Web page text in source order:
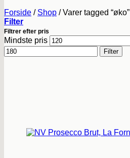
Forside / Shop /Varer tagged “øko”
Filter
Filtrer efter pris
Mindste pris
Filter